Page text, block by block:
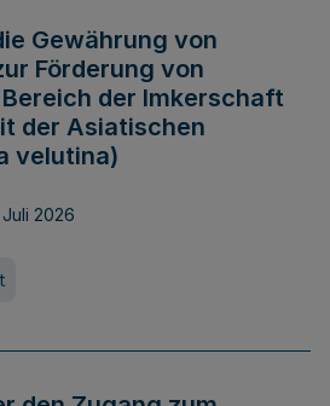
Gewährung von
Förderung von
der Imkerschaft
der Asiatischen
velutina)
Juli 2026